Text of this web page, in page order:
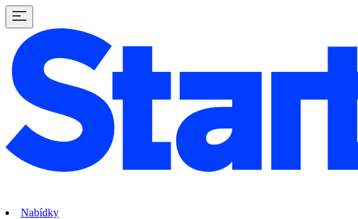
Nabídky